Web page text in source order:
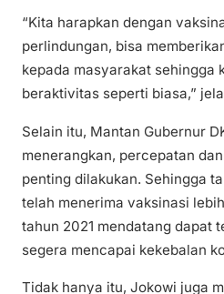
“Kita harapkan dengan
perlindungan, bisa
kepada masyarakat sehingga
beraktivitas seperti biasa,”
Selain itu, Mantan Gubernur
menerangkan, percepatan
penting dilakukan. Sehingga
telah menerima vaksinasi
tahun 2021 mendatang dapat
segera mencapai kekebalan
Tidak hanya itu, Jokowi juga